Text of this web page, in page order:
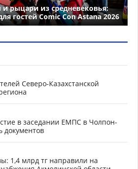
рыцари из средневековья:
гостей Comic Con Astana 2026
Северо-Казахстанской
в заседании ЕМПС в Чолпон-
документов
1,4 млрд тг направили на